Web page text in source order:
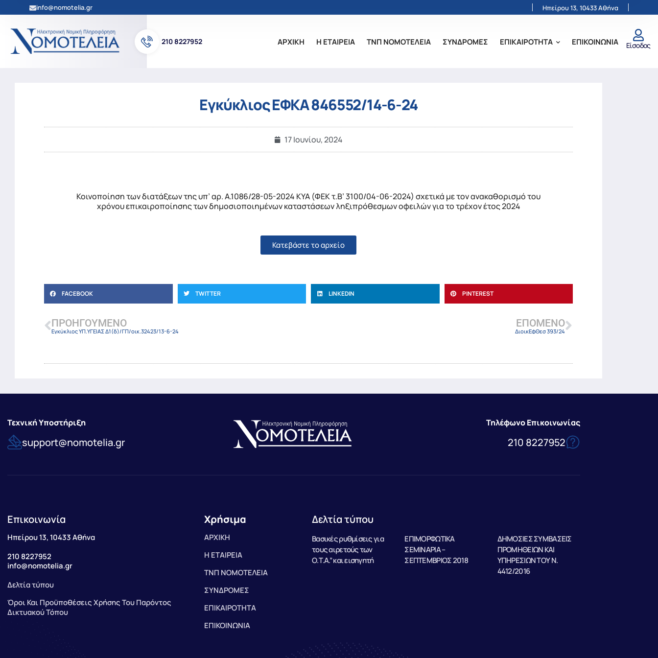
info@nomotelia.gr Ηπείρου 13, 10433 Αθήνα
210 8227952 ΑΡΧΙΚΗ Η ΕΤΑΙΡΕΙΑ ΤΝΠ ΝΟΜΟΤΕΛΕΙΑ ΣΥΝΔΡΟΜΕΣ ΕΠΙΚΑΙΡΟΤΗΤΑ ΕΠΙΚΟΙΝΩΝΙΑ Είσοδος
Εγκύκλιος ΕΦΚΑ 846552/14-6-24
17 Ιουνίου, 2024
Κοινοποίηση των διατάξεων της υπ’ αρ. Α.1086/28-05-2024 ΚΥΑ (ΦΕΚ τ.Β’ 3100/04-06-2024) σχετικά με τον ανακαθορισμό του
χρόνου επικαιροποίησης των δημοσιοποιημένων καταστάσεων ληξιπρόθεσμων οφειλών για το τρέχον έτος 2024
Κατεβάστε το αρχείο
FACEBOOK TWITTER LINKEDIN PINTEREST
ΠΡΟΗΓΟΎΜΕΝΟ
Εγκύκλιος ΥΠ.ΥΓΕΙΑΣ Δ1(δ)/ΓΠ/οικ.32423/13-6-24
ΕΠΌΜΕΝΟ
ΔιοικΕφΘεσ 393/24
Τεχνική Υποστήριξη
support@nomotelia.gr
Τηλέφωνο Επικοινωνίας
210 8227952
Επικοινωνία
Ηπείρου 13, 10433 Αθήνα
210 8227952
info@nomotelia.gr
Δελτία τύπου
Όροι Και Προϋποθέσεις Χρήσης Του Παρόντος
Δικτυακού Τόπου
Χρήσιμα
ΑΡΧΙΚΗ
Η ΕΤΑΙΡΕΙΑ
ΤΝΠ ΝΟΜΟΤΕΛΕΙΑ
ΣΥΝΔΡΟΜΕΣ
ΕΠΙΚΑΙΡΟΤΗΤΑ
ΕΠΙΚΟΙΝΩΝΙΑ
Δελτία τύπου
Βασικές ρυθμίσεις για
τους αιρετούς των
Ο.Τ.Α.” και εισηγητή
ΕΠΙΜΟΡΦΩΤΙΚΑ
ΣΕΜΙΝΑΡΙΑ –
ΣΕΠΤΕΜΒΡΙΟΣ 2018
ΔΗΜΟΣΙΕΣ ΣΥΜΒΑΣΕΙΣ
ΠΡΟΜΗΘΕΙΩΝ ΚΑΙ
ΥΠΗΡΕΣΙΩΝ ΤΟΥ Ν.
4412/2016